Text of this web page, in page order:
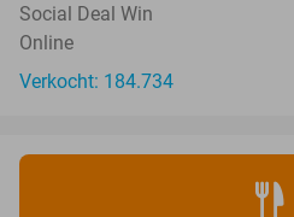
Social Deal Win
Online
Verkocht: 184.734